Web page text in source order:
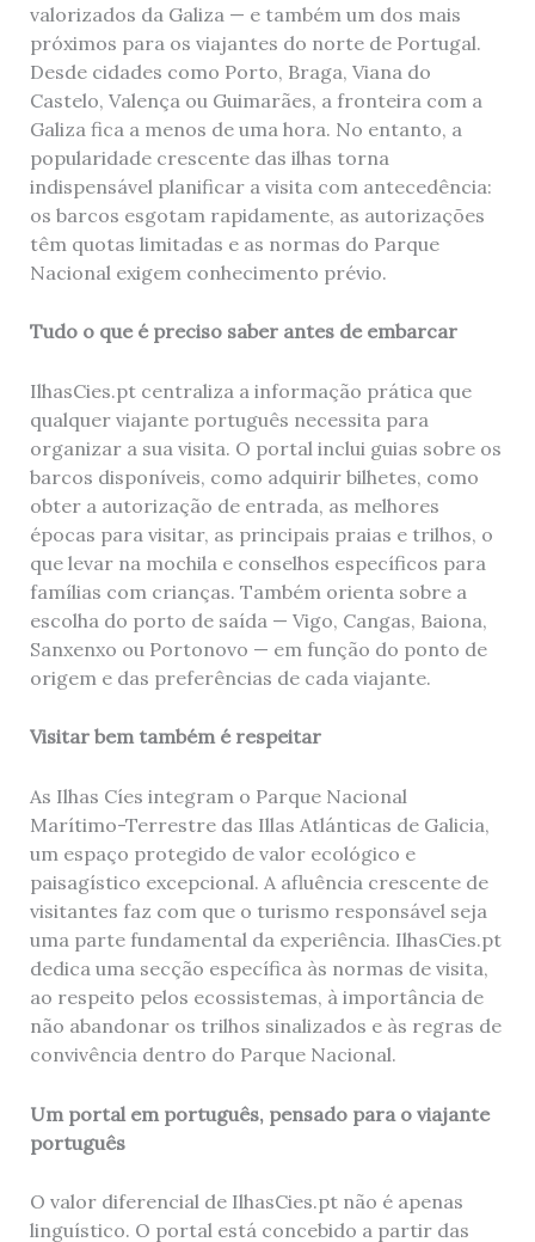
valorizados da Galiza — e também um dos mais
próximos para os viajantes do norte de Portugal.
Desde cidades como Porto, Braga, Viana do
Castelo, Valença ou Guimarães, a fronteira com a
Galiza fica a menos de uma hora. No entanto, a
popularidade crescente das ilhas torna
indispensável planificar a visita com antecedência:
os barcos esgotam rapidamente, as autorizações
têm quotas limitadas e as normas do Parque
Nacional exigem conhecimento prévio.
Tudo o que é preciso saber antes de embarcar
IlhasCies.pt centraliza a informação prática que
qualquer viajante português necessita para
organizar a sua visita. O portal inclui guias sobre os
barcos disponíveis, como adquirir bilhetes, como
obter a autorização de entrada, as melhores
épocas para visitar, as principais praias e trilhos, o
que levar na mochila e conselhos específicos para
famílias com crianças. Também orienta sobre a
escolha do porto de saída — Vigo, Cangas, Baiona,
Sanxenxo ou Portonovo — em função do ponto de
origem e das preferências de cada viajante.
Visitar bem também é respeitar
As Ilhas Cíes integram o Parque Nacional
Marítimo-Terrestre das Illas Atlánticas de Galicia,
um espaço protegido de valor ecológico e
paisagístico excepcional. A afluência crescente de
visitantes faz com que o turismo responsável seja
uma parte fundamental da experiência. IlhasCies.pt
dedica uma secção específica às normas de visita,
ao respeito pelos ecossistemas, à importância de
não abandonar os trilhos sinalizados e às regras de
convivência dentro do Parque Nacional.
Um portal em português, pensado para o viajante
português
O valor diferencial de IlhasCies.pt não é apenas
linguístico. O portal está concebido a partir das